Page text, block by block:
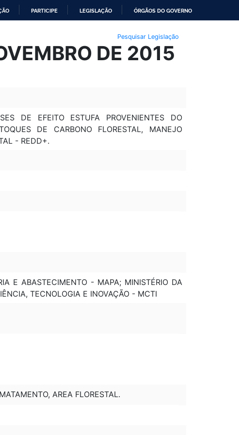
PARTICIPE LEGISLAÇÃO ÓRGÃOS DO GOVERNO
Pesquisar Legislação
DE 2015
DE EFEITO ESTUFA PROVENIENTES DO
DE CARBONO FLORESTAL, MANEJO
- REDD+.
E ABASTECIMENTO - MAPA; MINISTÉRIO DA
TECNOLOGIA E INOVAÇÃO - MCTI
AREA FLORESTAL.